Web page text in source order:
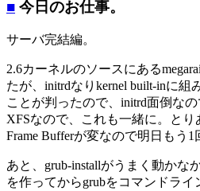
■ 今日のお仕事。
サーバ完結編。
2.6カーネルのソースにある
たが、initrdなりkernel built-inに組
ことが判ったので、initrd面倒な
XFSなので、これも一緒に。とり
Frame Bufferが変なので明日もう1
あと、grub-installがうまく動かな
を作ってからgrubをコマンドライ